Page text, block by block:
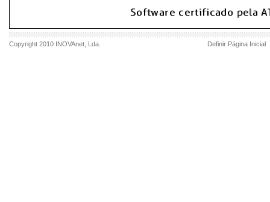
Copyright 2010 INOVAnet , Lda. Definir Página Inicial